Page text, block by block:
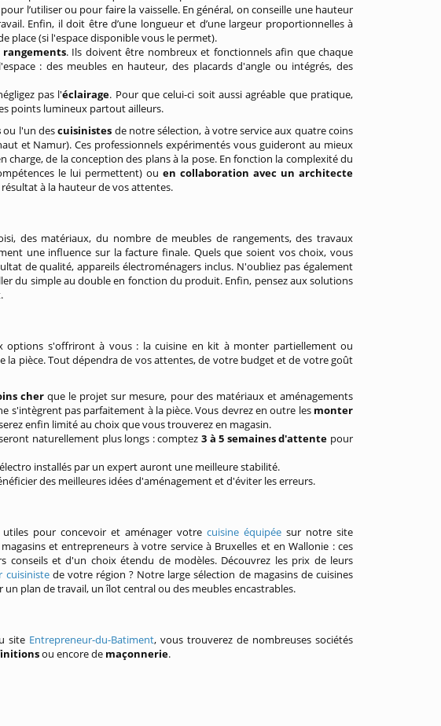
l’utiliser ou pour faire la vaisselle. En général, on conseille une hauteur
Enfin, il doit être d’une longueur et d’une largeur proportionnelles à
place (si l'espace disponible vous le permet).
rangements. Ils doivent être nombreux et fonctionnels afin que chaque
: des meubles en hauteur, des placards d'angle ou intégrés, des
pas l'éclairage. Pour que celui-ci soit aussi agréable que pratique,
points lumineux partout ailleurs.
ou l'un descuisinistes de notre sélection, à votre service aux quatre coins
et Namur). Ces professionnels expérimentés vous guideront au mieux
de la conception des plans à la pose. En fonction la complexité du
le lui permettent) ou en collaboration avec un architecte
à la hauteur de vos attentes.
des matériaux, du nombre de meubles de rangements, des travaux
une influence sur la facture finale. Quels que soient vos choix, vous
de qualité, appareils électroménagers inclus. N'oubliez pas également
du simple au double en fonction du produit. Enfin, pensez aux solutions
options s'offriront à vous : la cuisine en kit à monter partiellement ou
pièce. Tout dépendra de vos attentes, de votre budget et de votre goût
cher que le projet sur mesure, pour des matériaux et aménagements
s'intègrent pas parfaitement à la pièce. Vous devrez en outre les monter
enfin limité au choix que vous trouverez en magasin.
naturellement plus longs : comptez 3 à 5 semaines d'attente pour
installés par un expert auront une meilleure stabilité.
des meilleures idées d'aménagement et d'éviter les erreurs.
pour concevoir et aménager votre cuisine équipéesur notre site
et entrepreneurs à votre service à Bruxelles et en Wallonie : ces
conseils et d'un choix étendu de modèles. Découvrez les prix de leurs
cuisinistede votre région ? Notre large sélection de magasins de cuisines
plan de travail, un îlot central ou des meubles encastrables.
site Entrepreneur-du-Batiment, vous trouverez de nombreuses sociétés
ou encore de maçonnerie.